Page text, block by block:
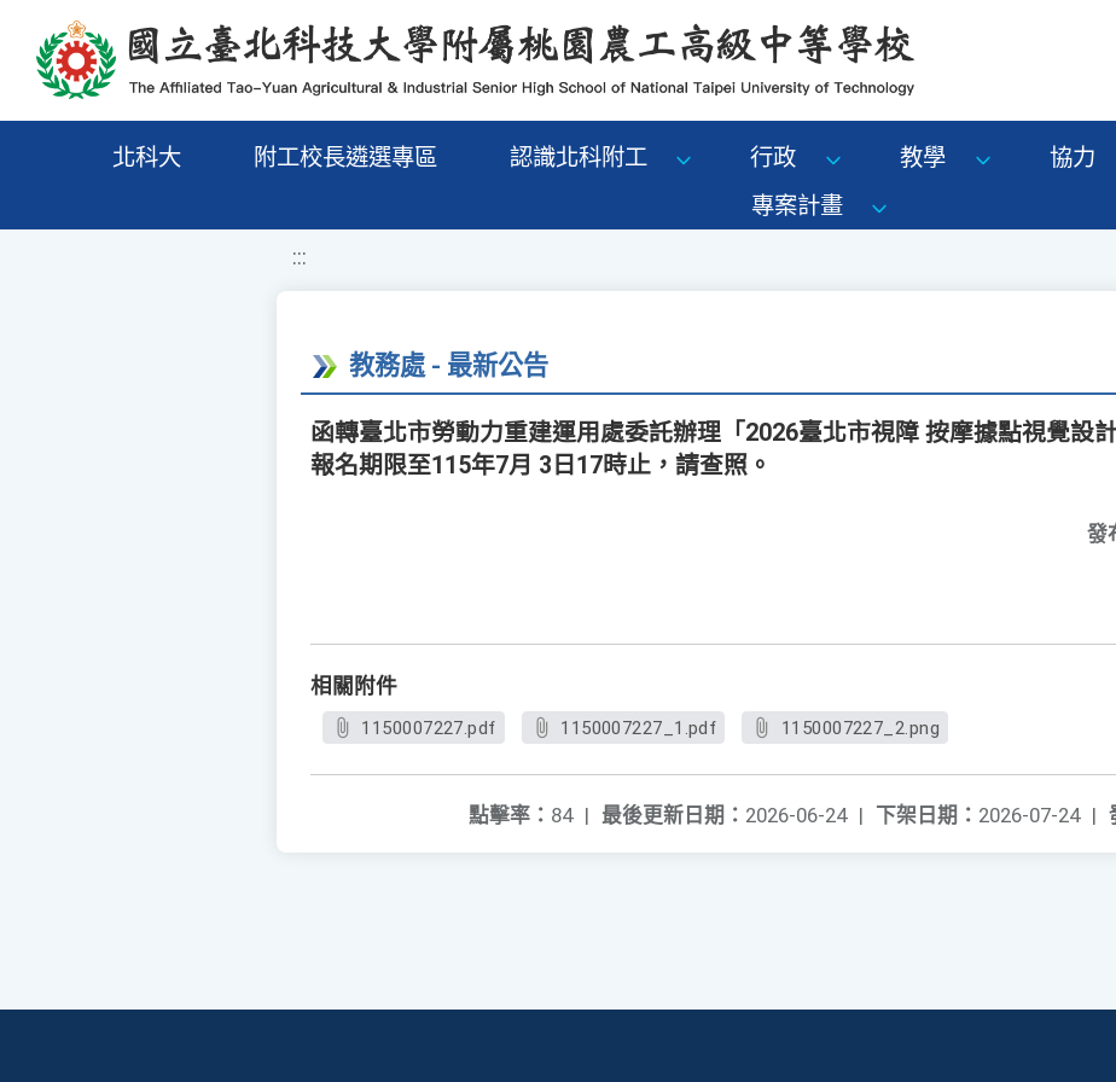
移至網頁之主要內容區位置
北科大 附工校長遴選專區 認識北科附工 行政 教學 協力
專案計畫
:::
教務處 - 最新公告
函轉臺北市勞動力重建運用處委託辦理「2026臺北市視障 按摩據點視覺設
報名期限至115年7月 3日17時止，請查照。
發
相關附件
1150007227.pdf 1150007227_1.pdf 1150007227_2.png
下架日期： 2026-07-24 |
最後更新日期： 2026-06-24 |
點擊率： 84 |